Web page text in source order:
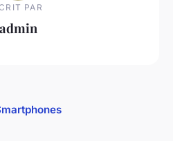
PAR
admin